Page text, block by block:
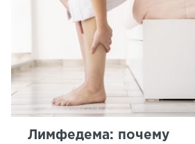
Лимфедема: почему